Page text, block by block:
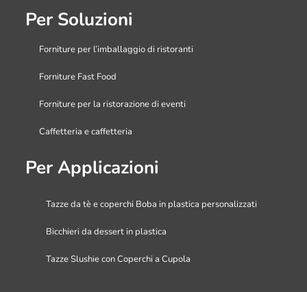
Per Soluzioni
Forniture per l’imballaggio di ristoranti
Forniture Fast Food
Forniture per la ristorazione di eventi
Caffetteria e caffetteria
Per Applicazioni
Tazze da tè e coperchi Boba in plastica personalizzati
Bicchieri da dessert in plastica
Tazze Slushie con Coperchi a Cupola